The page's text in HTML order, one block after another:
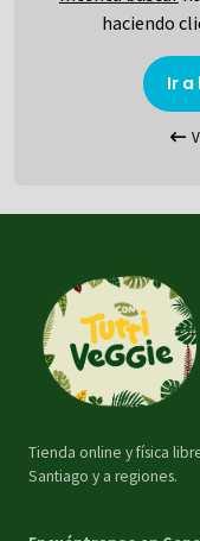
haciendo
Ir
Tienda online y física
Santiago y a regiones.